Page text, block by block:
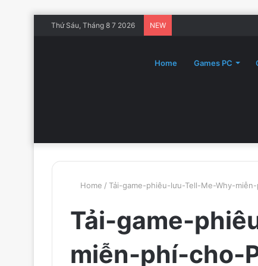
Thứ Sáu, Tháng 8 7 2026 NEW
Home Games PC
Home / Tải-game-phiêu-lưu-Tell-Me-Why-
Tải-game-
miễn-phí-cho-